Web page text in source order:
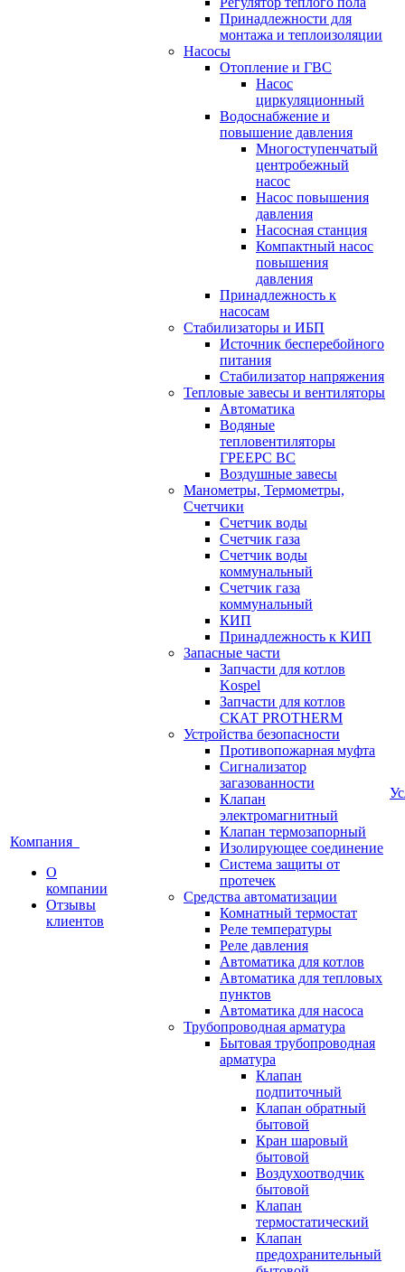
Компания
О
компании
Отзывы
клиентов
Принадлежности для
монтажа и теплоизоляции
Насосы
Отопление и ГВС
Насос
циркуляционный
Водоснабжение и
повышение давления
Многоступенчатый
центробежный
насос
Насос повышения
давления
Насосная станция
Компактный насос
повышения
давления
Принадлежность к
насосам
Стабилизаторы и ИБП
Источник бесперебойного
питания
Стабилизатор напряжения
Тепловые завесы и вентиляторы
Автоматика
Водяные
тепловентиляторы
ГРЕЕРС ВС
Воздушные завесы
Манометры, Термометры,
Счетчики
Счетчик воды
Счетчик газа
Счетчик воды
коммунальный
Счетчик газа
коммунальный
КИП
Принадлежность к КИП
Запасные части
Запчасти для котлов
Kospel
Запчасти для котлов
СКАТ PROTHERM
Устройства безопасности
Противопожарная муфта
Сигнализатор
загазованности
Клапан
электромагнитный
Клапан термозапорный
Изолирующее соединение
Система защиты от
протечек
Средства автоматизации
Комнатный термостат
Реле температуры
Реле давления
Автоматика для котлов
Автоматика для тепловых
пунктов
Автоматика для насоса
Трубопроводная арматура
Бытовая трубопроводная
арматура
Клапан
подпиточный
Клапан обратный
бытовой
Кран шаровый
бытовой
Воздухоотводчик
бытовой
Клапан
термостатический
Клапан
предохранительный